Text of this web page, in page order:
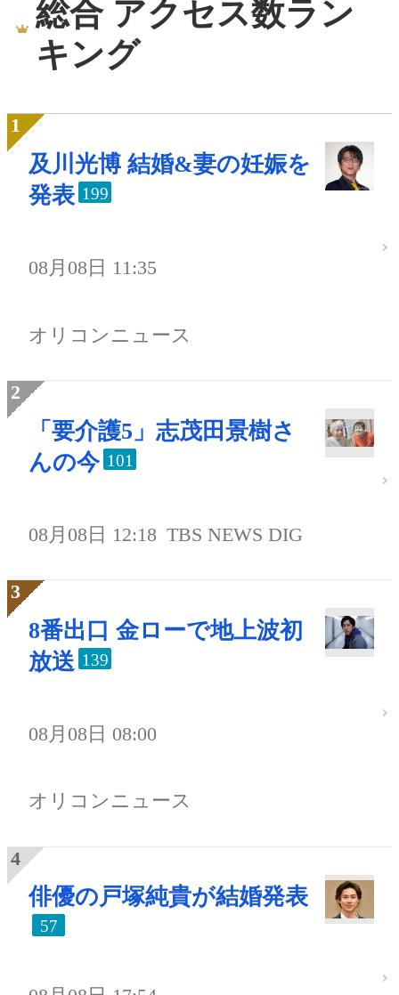
総合 アクセス数ラン
キング
及川光博 結婚&妻の妊娠を
発表 199
08月08日 11:35
オリコンニュース
「要介護5」志茂田景樹さ
んの今 101
08月08日 12:18 TBS NEWS DIG
8番出口 金ローで地上波初
放送 139
08月08日 08:00
オリコンニュース
俳優の戸塚純貴が結婚発表
57